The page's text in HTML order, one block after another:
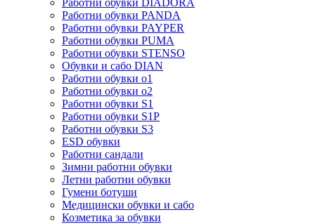
Работни обувки PANDA
Работни обувки PAYPER
Работни обувки PUMA
Работни обувки STENSO
Обувки и сабо DIAN
Работни обувки o1
Работни обувки o2
Работни обувки S1
Работни обувки S1P
Работни обувки S3
ESD обувки
Работни сандали
Зимни работни обувки
Летни работни обувки
Гумени ботуши
Медицински обувки и сабо
Козметика за обувки